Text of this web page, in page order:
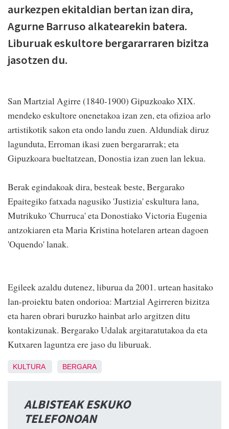
aurkezpen ekitaldian bertan izan dira,
Agurne Barruso alkatearekin batera.
Liburuak eskultore bergararraren bizitza
jasotzen du.
San Martzial Agirre (1840-1900) Gipuzkoako XIX.
mendeko eskultore onenetakoa izan zen, eta ofizioa arlo
artistikotik sakon eta ondo landu zuen. Aldundiak diruz
lagunduta, Erroman ikasi zuen bergararrak; eta
Gipuzkoara bueltatzean, Donostia izan zuen lan lekua.
Berak egindakoak dira, besteak beste, Bergarako
Epaitegiko fatxada nagusiko 'Justizia' eskultura lana,
Mutrikuko 'Churruca' eta Donostiako Victoria Eugenia
antzokiaren eta Maria Kristina hotelaren artean dagoen
'Oquendo' lanak.
Egileek azaldu dutenez, liburua da 2001. urtean hasitako
lan-proiektu baten ondorioa: Martzial Agirreren bizitza
eta haren obrari buruzko hainbat arlo argitzen ditu
kontakizunak. Bergarako Udalak argitaratutakoa da eta
Kutxaren laguntza ere jaso du liburuak.
KULTURA BERGARA
ALBISTEAK ESKUKO
TELEFONOAN